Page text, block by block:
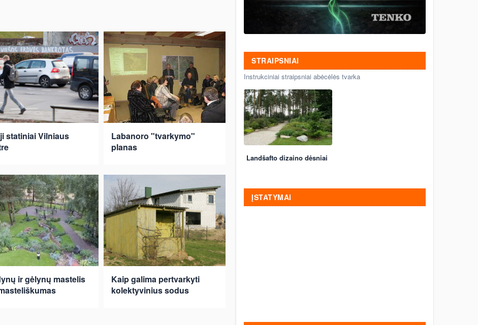
statiniai Vilniaus
Labanoro "tvarkymo"
planas
ir gėlynų mastelis
Kaip galima pertvarkyti
kolektyvinius sodus
STRAIPSNIAI
Instrukciniai straipsniai abėcėlės tvarka
Landšafto dizaino dėsniai
ĮSTATYMAI